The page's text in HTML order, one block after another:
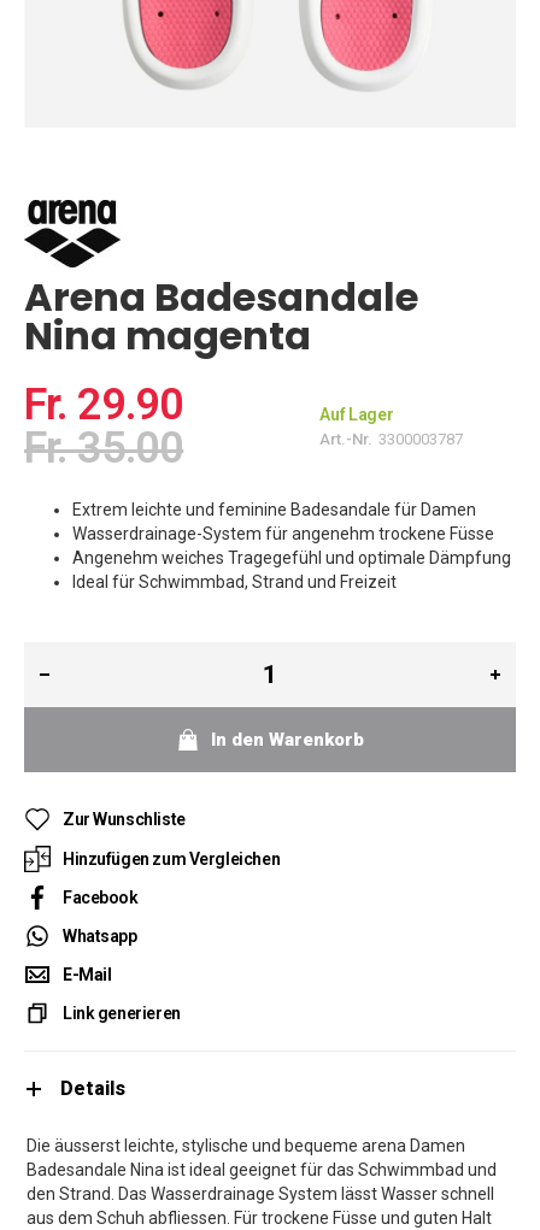
Bildgalerie
springen
Arena Badesandale
Nina magenta
Fr. 29.90
Fr. 35.00
Auf Lager
Art.-Nr. 3300003787
Extrem leichte und feminine Badesandale für Damen
Wasserdrainage-System für angenehm trockene Füsse
Angenehm weiches Tragegefühl und optimale Dämpfung
Ideal für Schwimmbad, Strand und Freizeit
In den Warenkorb
Zur Wunschliste
Hinzufügen zum Vergleichen
Facebook
Whatsapp
E-Mail
Link generieren
Details
Die äusserst leichte, stylische und bequeme arena Damen
Badesandale Nina ist ideal geeignet für das Schwimmbad und
den Strand. Das Wasserdrainage System lässt Wasser schnell
aus dem Schuh abfliessen. Für trockene Füsse und guten Halt